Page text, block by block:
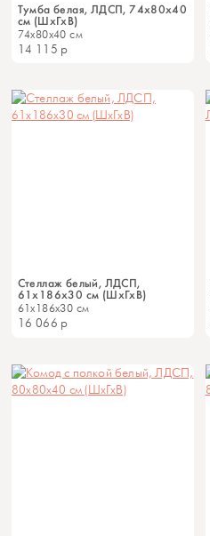
Тумба белая, ЛДСП, 74х80х40
см (ШхГхВ)
74x80x40 см
14 115 р
Стеллаж белый, ЛДСП,
61х186х30 см (ШхГхВ)
61x186x30 см
16 066 р